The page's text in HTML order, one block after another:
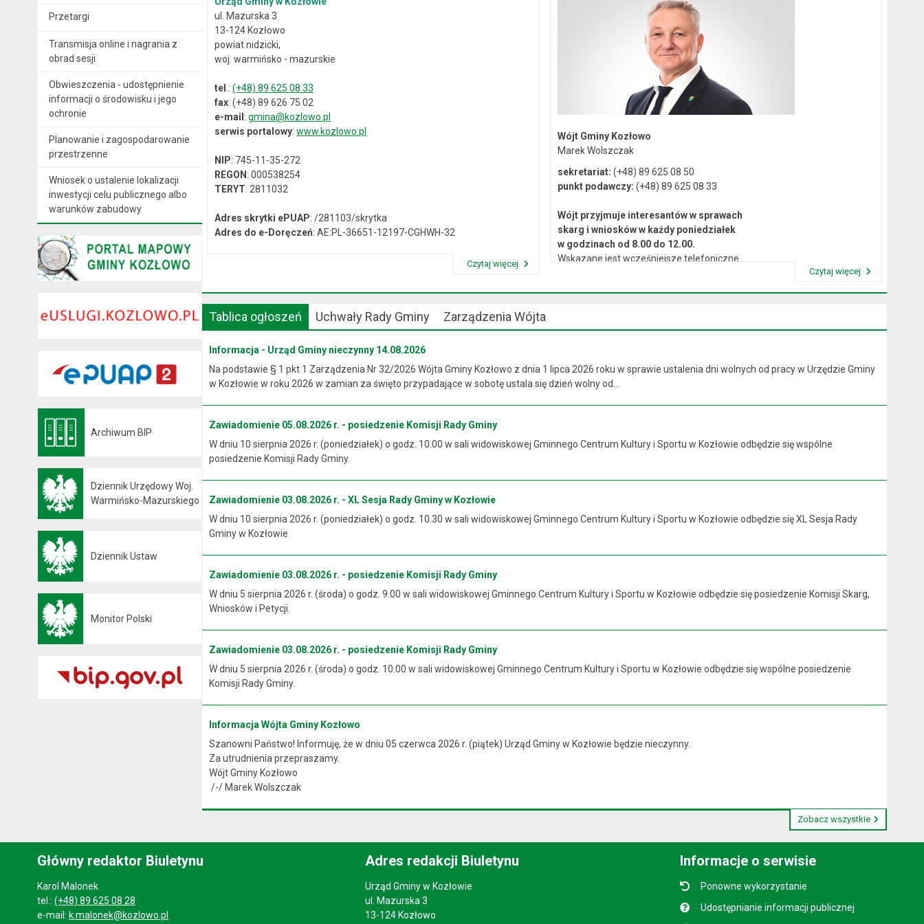
Przetargi
Transmisja online i nagrania z
obrad sesji
Obwieszczenia - udostępnienie
informacji o środowisku i jego
ochronie
Planowanie i zagospodarowanie
przestrzenne
Wniosek o ustalenie lokalizacji
inwestycji celu publicznego albo
warunków zabudowy
Archiwum BIP
Dziennik Urzędowy Woj.
Warmińsko-Mazurskiego
Dziennik Ustaw
Monitor Polski
ul. Mazurska 3
13-124 Kozłowo
powiat nidzicki,
woj. warmińsko - mazurskie
tel .:(+48) 89 625 08 33
fax: (+48) 89 626 75 02
e-mail :gmina@kozlowo.pl
serwis portalowy:www.kozlowo.pl
NIP: 745-11-35-272
REGON : 000538254
TERYT: 2811032
Adres skrytki ePUAP: /281103/skrytka
Adres do e-Doręczeń: AE:PL-36651-12197-CGHWH-32
Czytaj więcej
Wójt Gminy Kozłowo
Marek Wolszczak
sekretariat: (+48) 89 625 08 50
punkt podawczy: (+48) 89 625 08 33
Wójt przyjmuje interesantów w sprawach
skarg i wniosków w każdy poniedziałek
w godzinach od 8.00 do 12.00.
Wskazane jest wcześniejsze telefoniczne
Czytaj więcej
Tablica ogłoszeń Uchwały Rady Gminy Zarządzenia Wójta
Informacja - Urząd Gminy nieczynny 14.08.2026
Na podstawie § 1 pkt 1 Zarządzenia Nr 32/2026 Wójta Gminy Kozłowo z dnia 1 lipca 2026 roku w sprawie ustalenia dni wolnych od pracy w Urzędzie Gminy
w Kozłowie w roku 2026 w zamian za święto przypadające w sobotę ustala się dzień wolny od...
Zawiadomienie 05.08.2026 r. - posiedzenie Komisji Rady Gminy
W dniu 10 sierpnia 2026 r. (poniedziałek) o godz. 10.00 w sali widowiskowej Gminnego Centrum Kultury i Sportu w Kozłowie odbędzie się wspólne
posiedzenie Komisji Rady Gminy.
Zawiadomienie 03.08.2026 r. - XL Sesja Rady Gminy w Kozłowie
W dniu 10 sierpnia 2026 r. (poniedziałek) o godz. 10.30 w sali widowiskowej Gminnego Centrum Kultury i Sportu w Kozłowie odbędzie się XL Sesja Rady
Gminy w Kozłowie
Zawiadomienie 03.08.2026 r. - posiedzenie Komisji Rady Gminy
W dniu 5 sierpnia 2026 r. (środa) o godz. 9.00 w sali widowiskowej Gminnego Centrum Kultury i Sportu w Kozłowie odbędzie się posiedzenie Komisji Skarg,
Wniosków i Petycji.
Zawiadomienie 03.08.2026 r. - posiedzenie Komisji Rady Gminy
W dniu 5 sierpnia 2026 r. (środa) o godz. 10.00 w sali widowiskowej Gminnego Centrum Kultury i Sportu w Kozłowie odbędzie się wspólne posiedzenie
Komisji Rady Gminy.
Informacja Wójta Gminy Kozłowo
Szanowni Państwo! Informuję, że w dniu 05 czerwca 2026 r. (piątek) Urząd Gminy w Kozłowie będzie nieczynny.
Za utrudnienia przepraszamy.
Wójt Gminy Kozłowo
/-/ Marek Wolszczak
Zobacz wszystkie
Główny redaktor Biuletynu
Karol Malonek
tel.: (+48) 89 625 08 28
e-mail: k.malonek@kozlowo.pl
Adres redakcji Biuletynu
Urząd Gminy w Kozłowie
ul. Mazurska 3
13-124 Kozłowo
Informacje o serwisie
Ponowne wykorzystanie
Udostępnianie informacji publicznej